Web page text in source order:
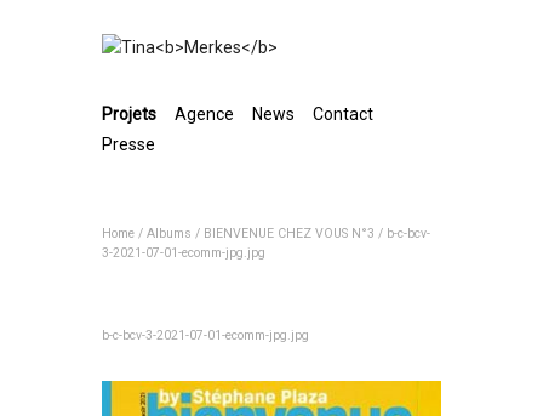
Projets Agence News
Contact
Presse
Home / Albums / BIENVENUE CHEZ VOUS N°3 / b-c-bcv-
3-2021-07-01-ecomm-jpg.jpg
b-c-bcv-3-2021-07-01-ecomm-jpg.jpg